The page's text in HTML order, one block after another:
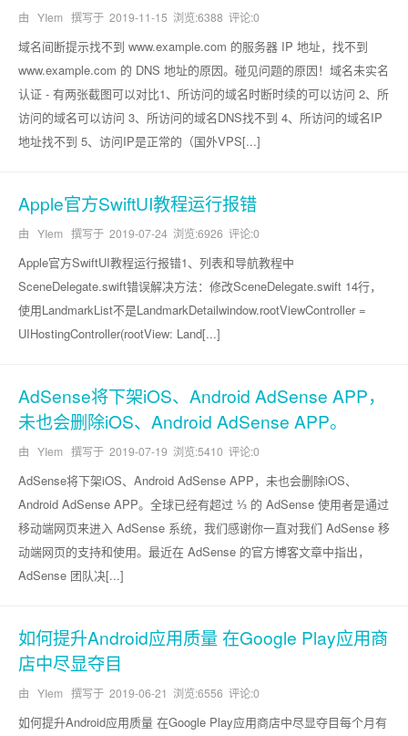
由 YIem 撰写于 2019-11-15 浏览:6388 评论:0
域名间断提示找不到 www.example.com 的服务器 IP 地址，找不到
www.example.com 的 DNS 地址的原因。碰见问题的原因！域名未实名
认证 - 有两张截图可以对比1、所访问的域名时断时续的可以访问 2、所
访问的域名可以访问 3、所访问的域名DNS找不到 4、所访问的域名IP
地址找不到 5、访问IP是正常的（国外VPS[...]
Apple官方SwiftUI教程运行报错
由 YIem 撰写于 2019-07-24 浏览:6926 评论:0
Apple官方SwiftUI教程运行报错1、列表和导航教程中
SceneDelegate.swift错误解决方法：修改SceneDelegate.swift 14行，
使用LandmarkList不是LandmarkDetailwindow.rootViewController =
UIHostingController(rootView: Land[...]
AdSense将下架iOS、Android AdSense APP，
未也会删除iOS、Android AdSense APP。
由 YIem 撰写于 2019-07-19 浏览:5410 评论:0
AdSense将下架iOS、Android AdSense APP，未也会删除iOS、
Android AdSense APP。全球已经有超过 ⅓ 的 AdSense 使用者是通过
移动端网页来进入 AdSense 系统，我们感谢你一直对我们 AdSense 移
动端网页的支持和使用。最近在 AdSense 的官方博客文章中指出，
AdSense 团队决[...]
如何提升Android应用质量 在Google Play应用商
店中尽显夺目
由 YIem 撰写于 2019-06-21 浏览:6556 评论:0
如何提升Android应用质量 在Google Play应用商店中尽显夺目每个月有